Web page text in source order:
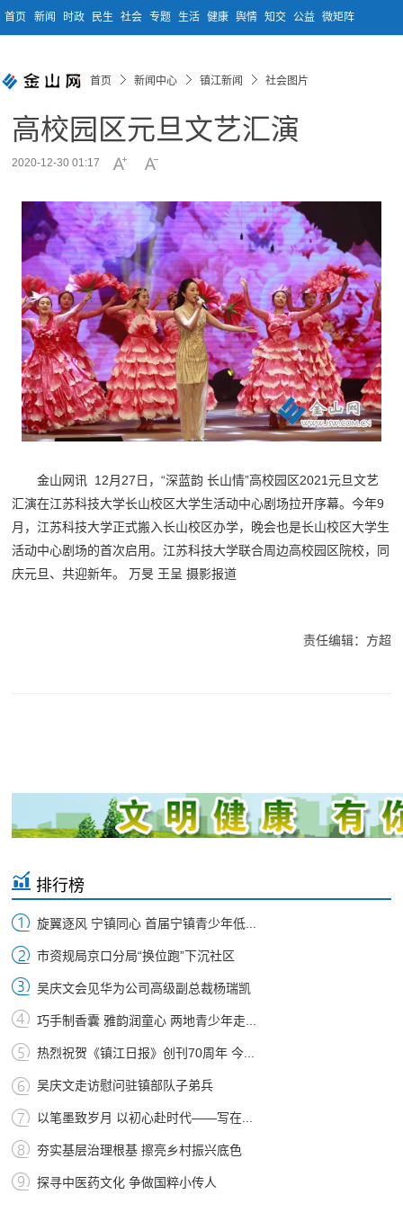
首页 新闻 时政 民生 社会 专题 生活 健康 舆情 知交 公益 微矩阵
首页 新闻中心 镇江新闻 社会图片
高校园区元旦文艺汇演
2020-12-30 01:17
金山网讯 12月27日，“深蓝韵 长山情”高校园区2021元旦文艺
汇演在江苏科技大学长山校区大学生活动中心剧场拉开序幕。今年9
月，江苏科技大学正式搬入长山校区办学，晚会也是长山校区大学生
活动中心剧场的首次启用。江苏科技大学联合周边高校园区院校，同
庆元旦、共迎新年。 万旻 王呈 摄影报道
责任编辑：方超
排行榜
旋翼逐风 宁镇同心 首届宁镇青少年低...
市资规局京口分局“换位跑”下沉社区
吴庆文会见华为公司高级副总裁杨瑞凯
巧手制香囊 雅韵润童心 两地青少年走...
热烈祝贺《镇江日报》创刊70周年 今...
吴庆文走访慰问驻镇部队子弟兵
以笔墨致岁月 以初心赴时代——写在...
夯实基层治理根基 擦亮乡村振兴底色
探寻中医药文化 争做国粹小传人